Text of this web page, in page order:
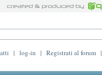
| log-in | Registrati al forum |